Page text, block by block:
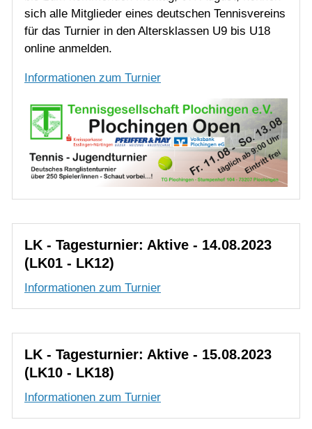
LK - Tagesturnier: Aktive - 14.08.2023
(LK01 - LK12)
Informationen zum Turnier
LK - Tagesturnier: Aktive - 15.08.2023
(LK10 - LK18)
Informationen zum Turnier
LK - Tagesturnier: Aktive - 16.08.2023
(LK16 - LK25)
Informationen zum Turnier